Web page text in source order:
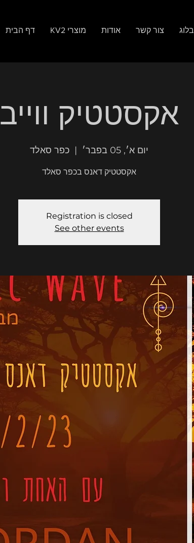
דף הבית KV2 מוצרי אודות צור קשר בלוג
אקסטטיק ווייב
יום א׳, 05 בפבר׳
  |
כפר סאלד
אקסטטיק דאנס בכפר סאלד
Registration is closed
See other events